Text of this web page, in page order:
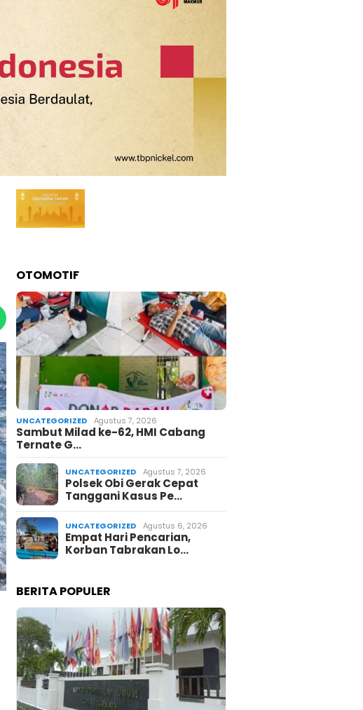
OTOMOTIF
UNCATEGORIZED Agustus 7, 2026
Sambut Milad ke-62, HMI Cabang
Ternate G…
UNCATEGORIZED Agustus 7, 2026
Polsek Obi Gerak Cepat
Tanggani Kasus Pe…
UNCATEGORIZED Agustus 6, 2026
Empat Hari Pencarian,
Korban Tabrakan Lo…
BERITA POPULER